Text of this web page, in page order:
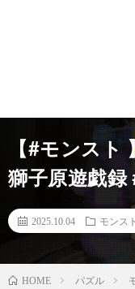
【#モンス
獅子原遊戯
2025.10.04 モンスト
HOME パズル